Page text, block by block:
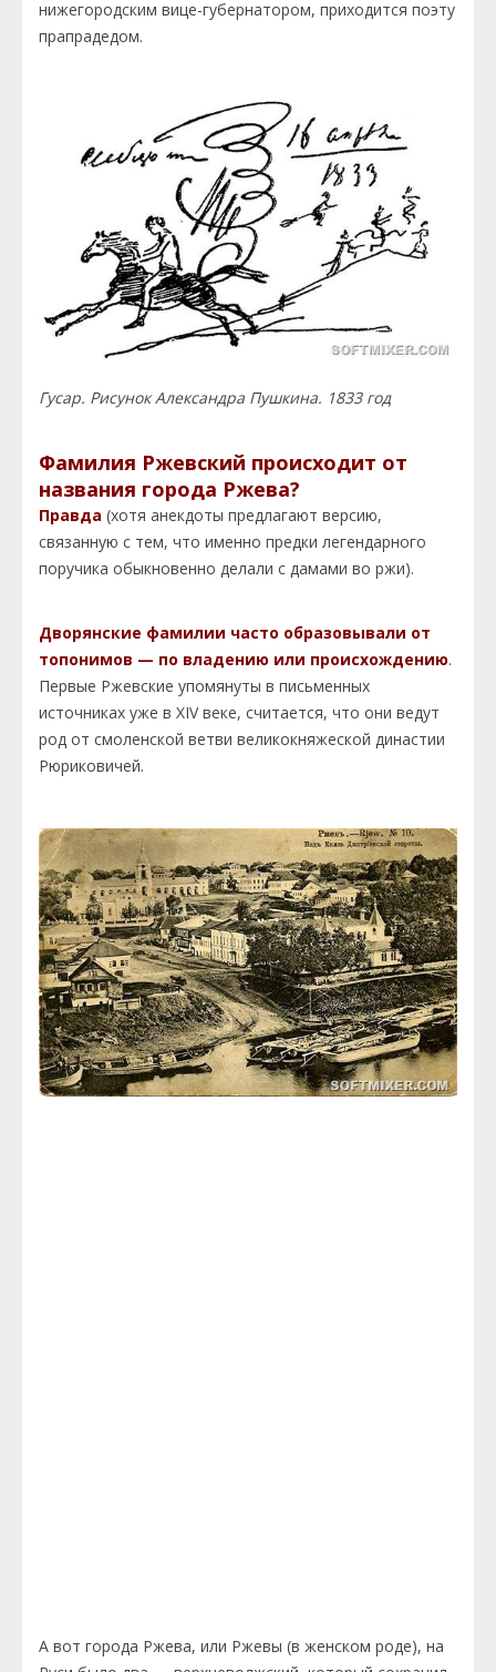
нижегородским вице-губернатором, приходится поэту
прапрадедом.
Гусар. Рисунок Александра Пушкина. 1833 год
Фамилия Ржевский происходит от
названия города Ржева?
Правда (хотя анекдоты предлагают версию,
связанную с тем, что именно предки легендарного
поручика обыкновенно делали с дамами во ржи).
Дворянские фамилии часто образовывали от
топонимов — по владению или происхождению.
Первые Ржевские упомянуты в письменных
источниках уже в XIV веке, считается, что они ведут
род от смоленской ветви великокняжеской династии
Рюриковичей.
А вот города Ржева, или Ржевы (в женском роде), на